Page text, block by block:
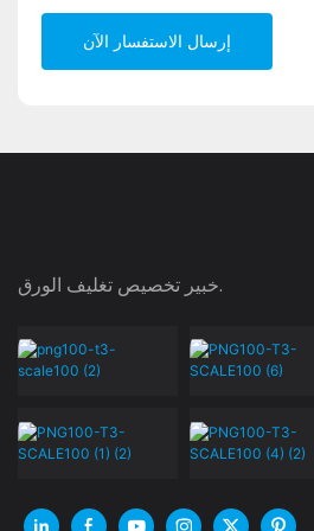
إرسال الاستفسار الآن
خبير تخصيص تغليف الورق.